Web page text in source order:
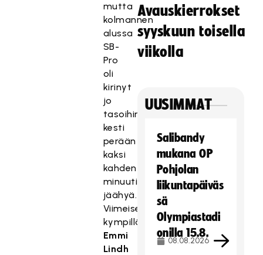
mutta
kolmannen
alussa
SB-
Pro
oli
kirinyt
jo
tasoihin
kesti
perään
kaksi
kahden
minuutin
jäähyä.
Viimeisellä
kympillä
Emmi
Lindh
Avauskierrokset
syyskuun toisella
viikolla
UUSIMMAT
Salibandy
mukana OP
Pohjolan
liikuntapäiväs
sä
Olympiastadi
onilla 15.8.
08.08.2026